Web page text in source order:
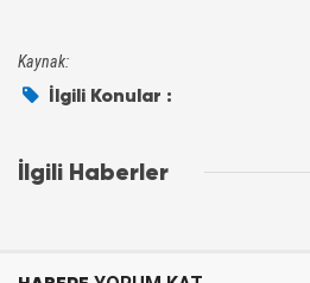
Kaynak:
İlgili Konular :
İlgili Haberler